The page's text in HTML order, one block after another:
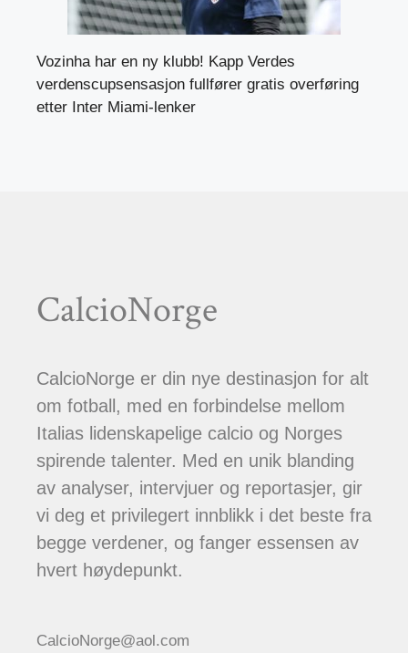
Vozinha har en ny klubb! Kapp Verdes
verdenscupsensasjon fullfører gratis overføring
etter Inter Miami-lenker
CalcioNorge
CalcioNorge er din nye destinasjon for alt
om fotball, med en forbindelse mellom
Italias lidenskapelige calcio og Norges
spirende talenter. Med en unik blanding
av analyser, intervjuer og reportasjer, gir
vi deg et privilegert innblikk i det beste fra
begge verdener, og fanger essensen av
hvert høydepunkt.
CalcioNorge@aol.com